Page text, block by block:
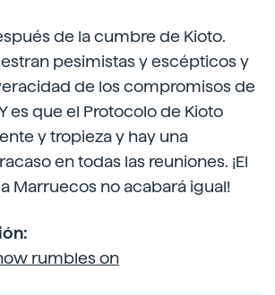
de la cumbre de Kioto.
pesimistas y escépticos y
de los compromisos de
es que el Protocolo de Kioto
y tropieza y hay una
en todas las reuniones. ¡El
Marruecos no acabará igual!
rumbles on